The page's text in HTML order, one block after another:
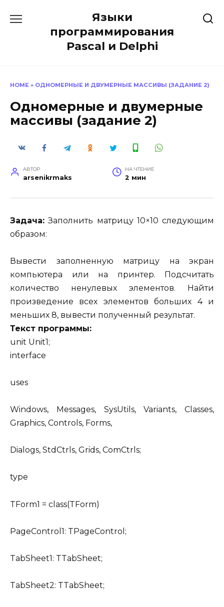
содержанию
Языки
программирования
Pascal и Delphi
HOME » ОДНОМЕРНЫЕ И ДВУМЕРНЫЕ МАССИВЫ (ЗАДАНИЕ 2)
Одномерные и двумерные
массивы (задание 2)
АВТОР
arsenikrmaks
НА ЧТЕНИЕ
2 мин
Задача: Заполнить матрицу 10×10 следующим
образом:
Вывести заполненную матрицу на экран
компьютера или на принтер. Подсчитать
количество ненулевых элементов. Найти
произведение всех элементов больших 4 и
меньших 8, вывести полученный результат.
Текст программы:
unit Unit1;
interface
uses
Windows, Messages, SysUtils, Variants, Classes,
Graphics, Controls, Forms,
Dialogs, StdCtrls, Grids, ComCtrls;
type
TForm1 = class(TForm)
PageControl1: TPageControl;
TabSheet1: TTabSheet;
TabSheet2: TTabSheet;